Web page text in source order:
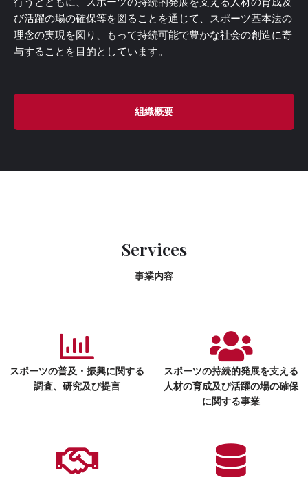
び活躍の場の確保等を図ることを通じて、スポーツ基本法の
理念の実現を図り、もって持続可能で豊かな社会の創造に寄
与することを目的としています。
組織概要
Services
事業内容
スポーツの普及・振興に関する
調査、研究及び提言
スポーツの持続的発展を支える
人材の育成及び活躍の場の確保
に関する事業